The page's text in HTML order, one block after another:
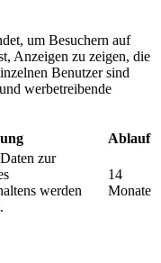
um Besuchern auf
Anzeigen zu zeigen, die
Benutzer sind
werbetreibende
Ablauf
zur
werden
14
Monate